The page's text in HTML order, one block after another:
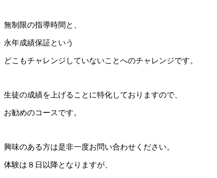
無制限の指導時間と、
永年成績保証という
どこもチャレンジしていないことへのチャレンジです。
生徒の成績を上げることに特化しておりますので、
お勧めのコースです。
興味のある方は是非一度お問い合わせください。
体験は８日以降となりますが、